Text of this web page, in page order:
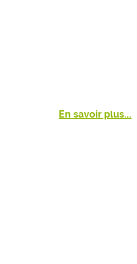
En savoir plus...